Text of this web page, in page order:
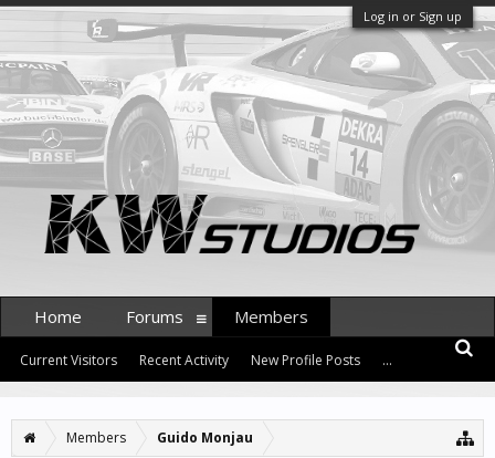
Log in or Sign up
Members Guido Monjau
Home Forums Members
Current Visitors Recent Activity New Profile Posts ...